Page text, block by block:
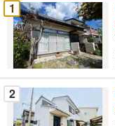
け
取
る
・
条
件
1
2